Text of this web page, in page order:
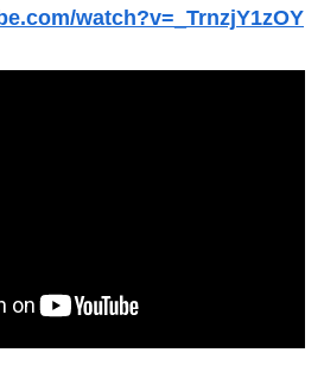
watch?v=_TrnzjY1zOY